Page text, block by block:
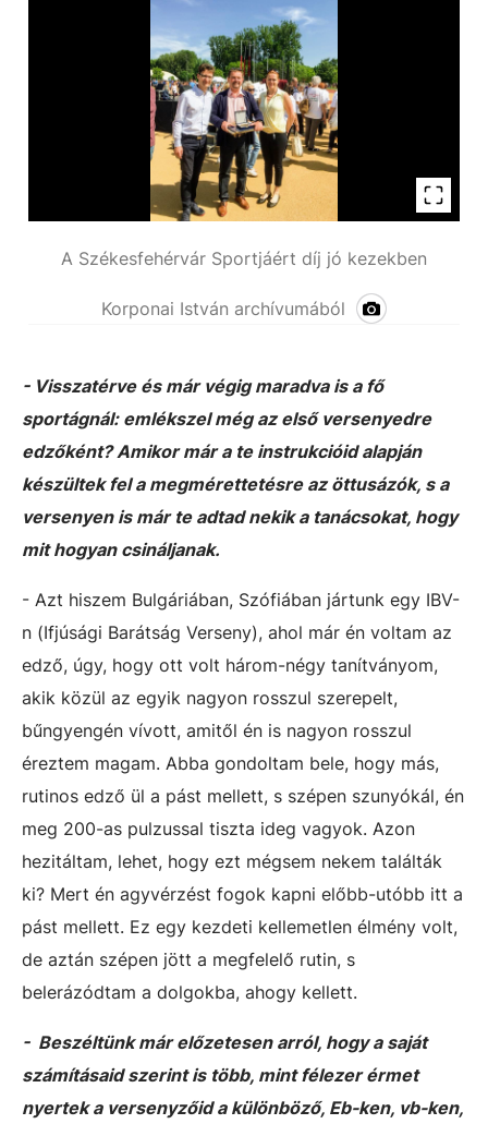
A Székesfehérvár Sportjáért díj jó kezekben
Korponai István archívumából
- Visszatérve és már végig maradva is a fő
sportágnál: emlékszel még az első versenyedre
edzőként? Amikor már a te instrukcióid alapján
készültek fel a megmérettetésre az öttusázók, s a
versenyen is már te adtad nekik a tanácsokat, hogy
mit hogyan csináljanak.
- Azt hiszem Bulgáriában, Szófiában jártunk egy IBV-
n (Ifjúsági Barátság Verseny), ahol már én voltam az
edző, úgy, hogy ott volt három-négy tanítványom,
akik közül az egyik nagyon rosszul szerepelt,
bűngyengén vívott, amitől én is nagyon rosszul
éreztem magam. Abba gondoltam bele, hogy más,
rutinos edző ül a pást mellett, s szépen szunyókál, én
meg 200-as pulzussal tiszta ideg vagyok. Azon
hezitáltam, lehet, hogy ezt mégsem nekem találták
ki? Mert én agyvérzést fogok kapni előbb-utóbb itt a
pást mellett. Ez egy kezdeti kellemetlen élmény volt,
de aztán szépen jött a megfelelő rutin, s
belerázódtam a dolgokba, ahogy kellett.
- Beszéltünk már előzetesen arról, hogy a saját
számításaid szerint is több, mint félezer érmet
nyertek a versenyzőid a különböző, Eb-ken, vb-ken,